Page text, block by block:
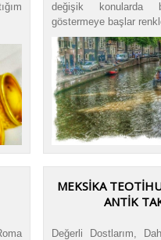
değişik konularda
göstermeye başlar
MEKSIKA
ANTIK
Değerli Dostlarım,